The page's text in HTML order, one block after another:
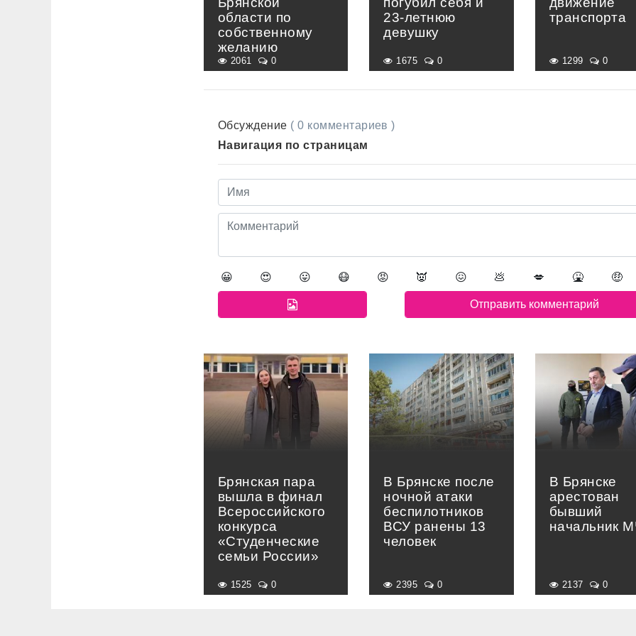
области по
собственному
желанию
2061 0
23-летнюю
девушку
1675 0
транспорта
1299 0
Обсуждение ( 0 комментариев )
Навигация по страницам
😀 😍 😛 😷 😡 👿 😖 💩 💋 🤮 🤑
Брянская пара
вышла в финал
Всероссийского
конкурса
«Студенческие
семьи России»
1525 0
В Брянске после
ночной атаки
беспилотников
ВСУ ранены 13
человек
2395 0
В Брянске
арестован
бывший
начальник
2137 0